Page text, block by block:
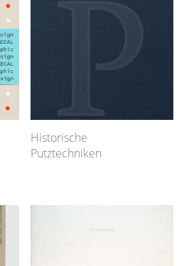
Historische
Putztechniken